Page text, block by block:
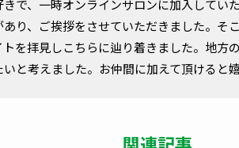
で、一時オンラインサロンに加入してい
り、ご挨拶をさせていただきました。そ
を拝見しこちらに辿り着きました。地方
と考えました。お仲間に加えて頂けると